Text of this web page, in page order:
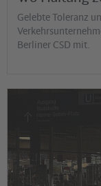
Gelebte Toleranz
Berliner CSD mit.